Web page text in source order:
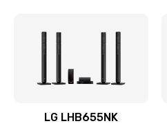
Ремонт / замена кнопок,
LG LHB655NK